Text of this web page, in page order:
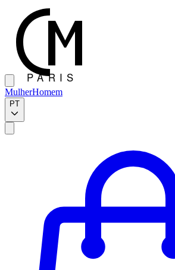
MulherHomem
PT